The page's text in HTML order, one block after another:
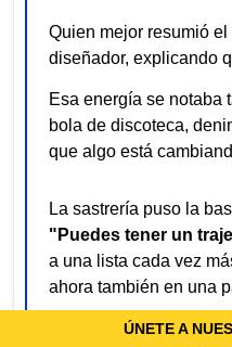
ÚNETE A
Quien mejor resumió el
diseñador, explicando
Esa energía se notaba
bola de discoteca,
que algo está
La sastrería puso la
"Puedes tener un
a una lista cada vez
ahora también en una